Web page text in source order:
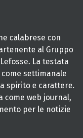
calabrese con
al Gruppo
La testata
settimanale
spirito e carattere.
come web journal,
per le notizie